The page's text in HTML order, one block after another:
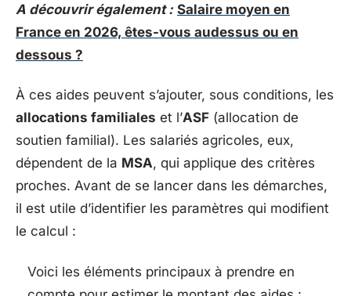
A découvrir également : Salaire moyen en
France en 2026, êtes-vous audessus ou en
dessous ?
À ces aides peuvent s’ajouter, sous conditions, les
allocations familiales et l’ASF (allocation de
soutien familial). Les salariés agricoles, eux,
dépendent de la MSA, qui applique des critères
proches. Avant de se lancer dans les démarches,
il est utile d’identifier les paramètres qui modifient
le calcul :
Voici les éléments principaux à prendre en